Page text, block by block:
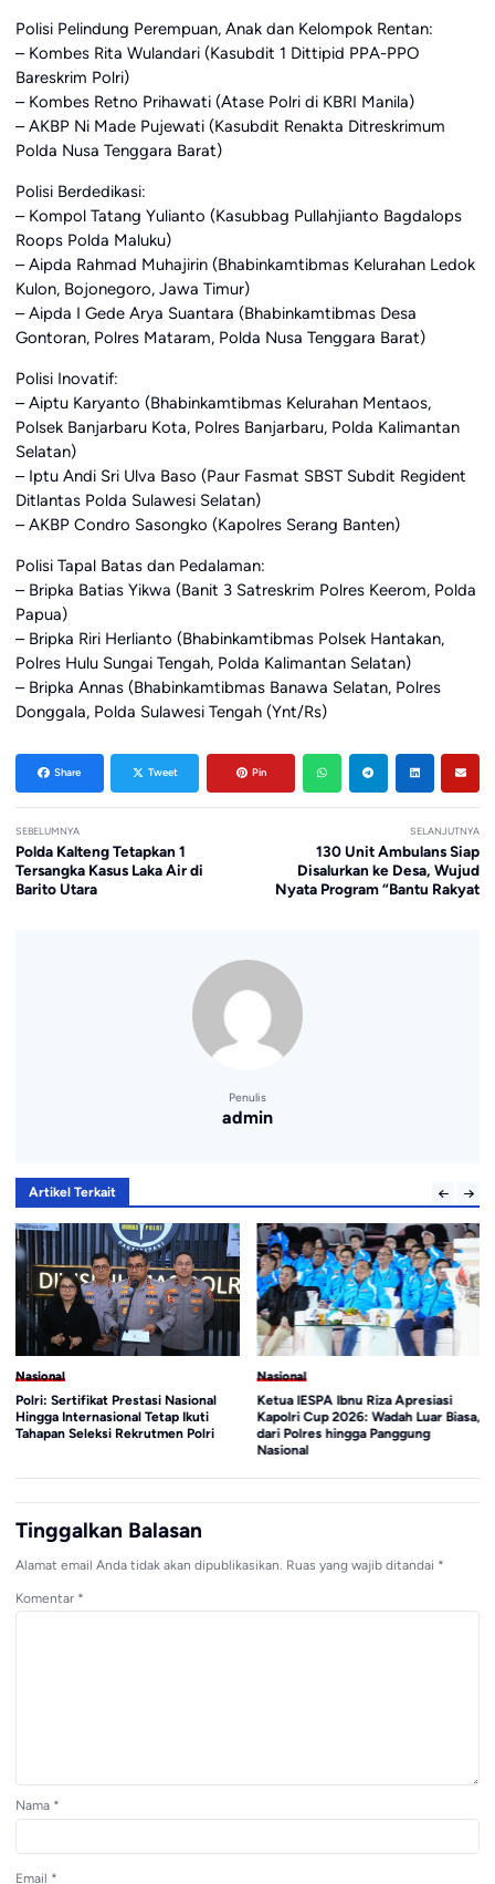
Polisi Pelindung Perempuan, Anak dan Kelompok Rentan:
– Kombes Rita Wulandari (Kasubdit 1 Dittipid PPA-PPO
Bareskrim Polri)
– Kombes Retno Prihawati (Atase Polri di KBRI Manila)
– AKBP Ni Made Pujewati (Kasubdit Renakta Ditreskrimum
Polda Nusa Tenggara Barat)
Polisi Berdedikasi:
– Kompol Tatang Yulianto (Kasubbag Pullahjianto Bagdalops
Roops Polda Maluku)
– Aipda Rahmad Muhajirin (Bhabinkamtibmas Kelurahan Ledok
Kulon, Bojonegoro, Jawa Timur)
– Aipda I Gede Arya Suantara (Bhabinkamtibmas Desa
Gontoran, Polres Mataram, Polda Nusa Tenggara Barat)
Polisi Inovatif:
– Aiptu Karyanto (Bhabinkamtibmas Kelurahan Mentaos,
Polsek Banjarbaru Kota, Polres Banjarbaru, Polda Kalimantan
Selatan)
– ⁠Iptu Andi Sri Ulva Baso (Paur Fasmat SBST Subdit Regident
Ditlantas Polda Sulawesi Selatan)
– ⁠AKBP Condro Sasongko (Kapolres Serang Banten)
Polisi Tapal Batas dan Pedalaman:
– Bripka Batias Yikwa (Banit 3 Satreskrim Polres Keerom, Polda
Papua)
– Bripka Riri Herlianto (Bhabinkamtibmas Polsek Hantakan,
Polres Hulu Sungai Tengah, Polda Kalimantan Selatan)
– Bripka Annas (Bhabinkamtibmas Banawa Selatan, Polres
Donggala, Polda Sulawesi Tengah (Ynt/Rs)
Share Tweet Pin
SEBELUMNYA
Polda Kalteng Tetapkan 1
Tersangka Kasus Laka Air di
Barito Utara
SELANJUTNYA
130 Unit Ambulans Siap
Disalurkan ke Desa, Wujud
Nyata Program “Bantu Rakyat
Penulis
admin
Artikel Terkait
Nasional
Polri: Sertifikat Prestasi Nasional
Hingga Internasional Tetap Ikuti
Tahapan Seleksi Rekrutmen Polri
Nasional
Ketua IESPA Ibnu Riza Apresiasi
Kapolri Cup 2026: Wadah Luar Biasa,
dari Polres hingga Panggung
Nasional
Tinggalkan Balasan
Alamat email Anda tidak akan dipublikasikan. Ruas yang wajib ditandai *
Komentar *
Nama *
Email *